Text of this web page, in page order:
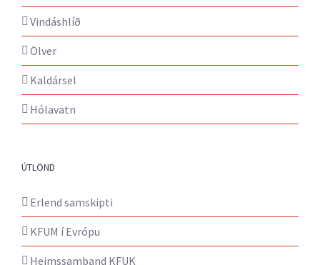
Vindáshlíð
Ölver
Kaldársel
Hólavatn
ÚTLÖND
Erlend samskipti
KFUM í Evrópu
Heimssamband KFUK